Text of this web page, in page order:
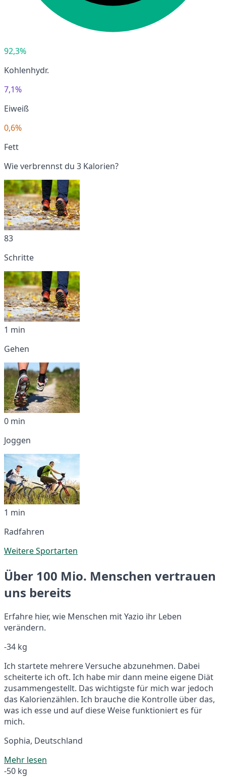
92,3%
Kohlenhydr.
7,1%
Eiweiß
0,6%
Fett
Wie verbrennst du 3 Kalorien?
83
Schritte
1 min
Gehen
0 min
Joggen
1 min
Radfahren
Weitere Sportarten
Über 100 Mio. Menschen vertrauen
uns bereits
Erfahre hier, wie Menschen mit Yazio ihr Leben
verändern.
-34 kg
Ich startete mehrere Versuche abzunehmen. Dabei
scheiterte ich oft. Ich habe mir dann meine eigene Diät
zusammengestellt. Das wichtigste für mich war jedoch
das Kalorienzählen. Ich brauche die Kontrolle über das,
was ich esse und auf diese Weise funktioniert es für
mich.
Sophia, Deutschland
Mehr lesen
-50 kg